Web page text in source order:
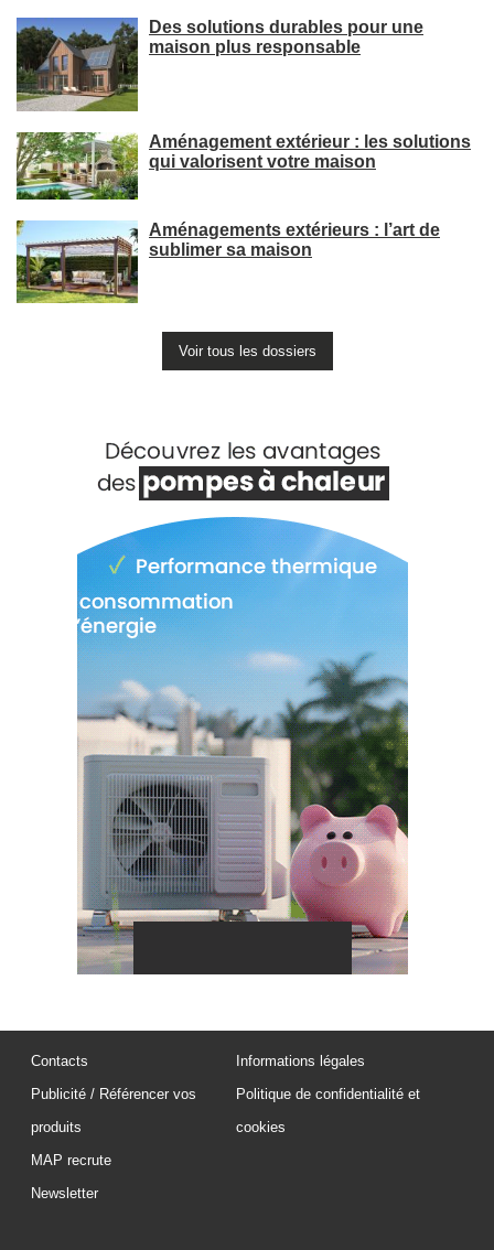
Des solutions durables pour une
maison plus responsable
Aménagement extérieur : les solutions
qui valorisent votre maison
Aménagements extérieurs : l’art de
sublimer sa maison
Voir tous les dossiers
Contacts
Publicité / Référencer vos
produits
MAP recrute
Newsletter
Informations légales
Politique de confidentialité et
cookies